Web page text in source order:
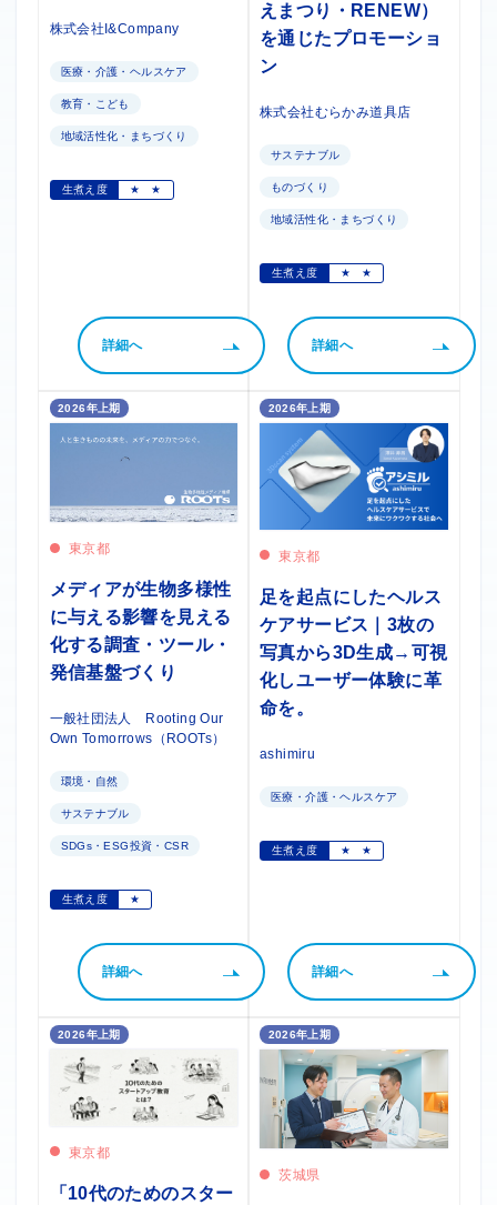
株式会社I&Company
医療・介護・ヘルスケア
教育・こども
地域活性化・まちづくり
生煮え度 ★ ★
詳細へ
えまつり・RENEW）
を通じたプロモーショ
ン
株式会社むらかみ道具店
サステナブル
ものづくり
地域活性化・まちづくり
生煮え度 ★ ★
詳細へ
2026年上期
東京都
メディアが生物多様性
に与える影響を見える
化する調査・ツール・
発信基盤づくり
一般社団法人 Rooting Our
Own Tomorrows（ROOTs）
環境・自然
サステナブル
SDGs・ESG投資・CSR
生煮え度 ★
詳細へ
2026年上期
東京都
足を起点にしたヘルス
ケアサービス｜3枚の
写真から3D生成→可視
化しユーザー体験に革
命を。
ashimiru
医療・介護・ヘルスケア
生煮え度 ★ ★
詳細へ
2026年上期
東京都
「10代のためのスター
2026年上期
茨城県